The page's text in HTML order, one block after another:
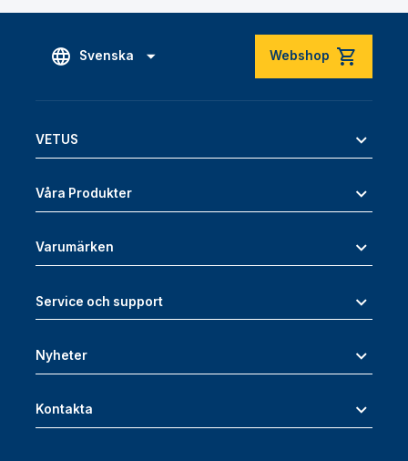
Svenska Webshop
VETUS
Våra Produkter
Varumärken
Service och support
Nyheter
Kontakta